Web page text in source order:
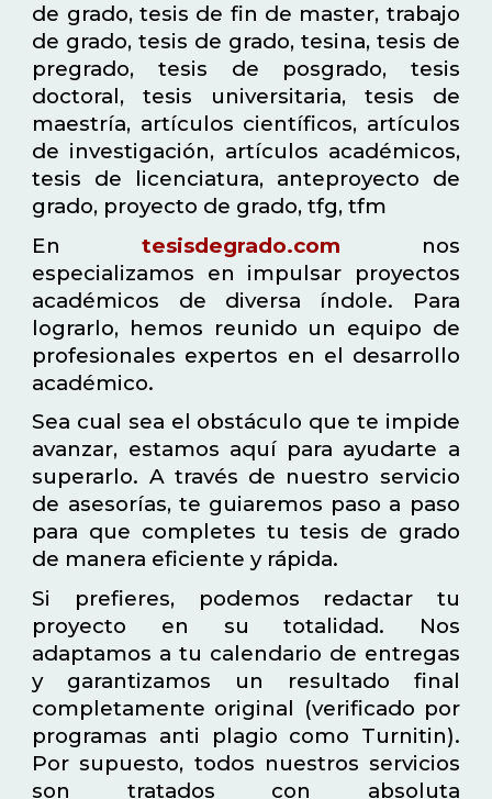
de grado, tesis de fin de master, trabajo
de grado, tesis de grado, tesina, tesis de
pregrado, tesis de posgrado, tesis
doctoral, tesis universitaria, tesis de
maestría, artículos científicos, artículos
de investigación, artículos académicos,
tesis de licenciatura, anteproyecto de
grado, proyecto de grado, tfg, tfm
En tesisdegrado.com nos
especializamos en impulsar proyectos
académicos de diversa índole. Para
lograrlo, hemos reunido un equipo de
profesionales expertos en el desarrollo
académico.
Sea cual sea el obstáculo que te impide
avanzar, estamos aquí para ayudarte a
superarlo. A través de nuestro servicio
de asesorías, te guiaremos paso a paso
para que completes tu tesis de grado
de manera eficiente y rápida.
Si prefieres, podemos redactar tu
proyecto en su totalidad. Nos
adaptamos a tu calendario de entregas
y garantizamos un resultado final
completamente original (verificado por
programas anti plagio como Turnitin).
Por supuesto, todos nuestros servicios
son tratados con absoluta